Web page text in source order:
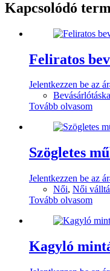
Kapcsolódó
Feliratos
Jelentkezzen be az
Bevásárlótáska
Tovább olvasom
Szögletes
Jelentkezzen be az
Női, Női
Tovább olvasom
Kagyló